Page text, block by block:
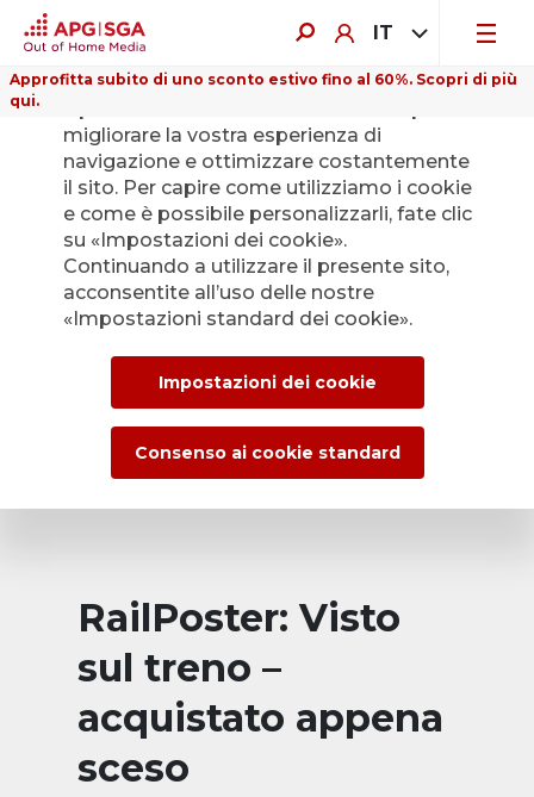
IT
Approfitta subito di uno sconto estivo fino al 60%. Scopri di più
qui.
RailPoster: Visto
sul treno –
acquistato appena
sceso
migliorare la vostra esperienza di
navigazione e ottimizzare costantemente
il sito. Per capire come utilizziamo i cookie
e come è possibile personalizzarli, fate clic
su «Impostazioni dei cookie».
Continuando a utilizzare il presente sito,
acconsentite all’uso delle nostre
«Impostazioni standard dei cookie».
Impostazioni dei cookie
Consenso ai cookie standard